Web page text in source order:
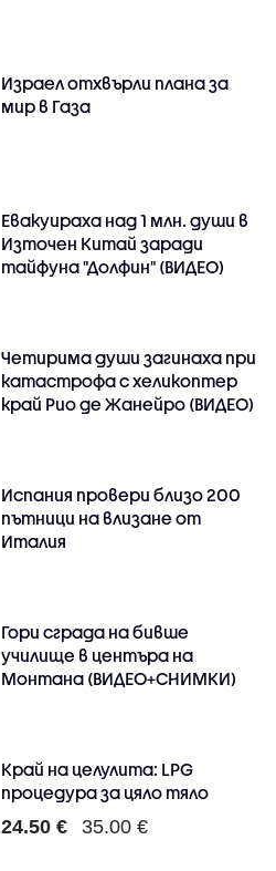
Израел отхвърли плана за
мир в Газа
Евакуираха над 1 млн. души в
Източен Китай заради
тайфуна "Долфин" (ВИДЕО)
Четирима души загинаха при
катастрофа с хеликоптер
край Рио де Жанейро (ВИДЕО)
Испания провери близо 200
пътници на влизане от
Италия
Гори сграда на бивше
училище в центъра на
Монтана (ВИДЕО+СНИМКИ)
Край на целулита: LPG
процедура за цяло тяло
24.50 € 35.00 €